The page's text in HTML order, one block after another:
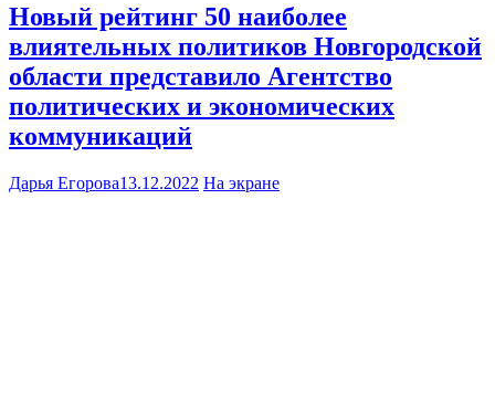
Новый рейтинг 50 наиболее
влиятельных политиков Новгородской
области представило Агентство
политических и экономических
коммуникаций
Дарья Егорова13.12.2022 На экране